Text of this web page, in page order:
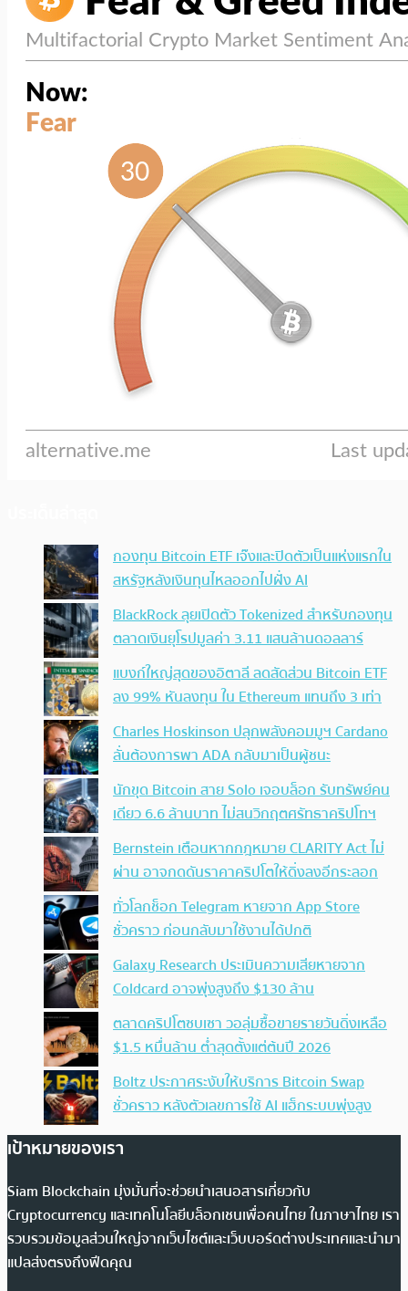
กองทุน Bitcoin ETF เจ๊งและปิดตัวเป็นแห่งแรกใน
สหรัฐหลังเงินทุนไหลออกไปฝั่ง AI
BlackRock ลุยเปิดตัว Tokenized สำหรับกองทุน
ตลาดเงินยุโรปมูลค่า 3.11 แสนล้านดอลลาร์
แบงก์ใหญ่สุดของอิตาลี ลดสัดส่วน Bitcoin ETF
ลง 99% หันลงทุน ใน Ethereum แทนถึง 3 เท่า
Charles Hoskinson ปลุกพลังคอมมูฯ Cardano
ลั่นต้องการพา ADA กลับมาเป็นผู้ชนะ
นักขุด Bitcoin สาย Solo เจอบล็อก รับทรัพย์คน
เดียว 6.6 ล้านบาท ไม่สนวิกฤตศรัทธาคริปโทฯ
Bernstein เตือนหากกฎหมาย CLARITY Act ไม่
ผ่าน อาจกดดันราคาคริปโตให้ดิ่งลงอีกระลอก
ทั่วโลกช็อก Telegram หายจาก App Store
ชั่วคราว ก่อนกลับมาใช้งานได้ปกติ
Galaxy Research ประเมินความเสียหายจาก
Coldcard อาจพุ่งสูงถึง $130 ล้าน
ตลาดคริปโตซบเซา วอลุ่มซื้อขายรายวันดิ่งเหลือ
$1.5 หมื่นล้าน ต่ำสุดตั้งแต่ต้นปี 2026
Boltz ประกาศระงับให้บริการ Bitcoin Swap
ชั่วคราว หลังตัวเลขการใช้ AI แฮ็กระบบพุ่งสูง
เป้าหมายของเรา
Siam Blockchain มุ่งมั่นที่จะช่วยนำเสนอสารเกี่ยวกับ
Cryptocurrency และเทคโนโลยีบล็อกเชนเพื่อคนไทย ในภาษาไทย เรา
รวบรวมข้อมูลส่วนใหญ่จากเว็บไซต์และเว็บบอร์ดต่างประเทศและนำมา
แปลส่งตรงถึงฟีดคุณ